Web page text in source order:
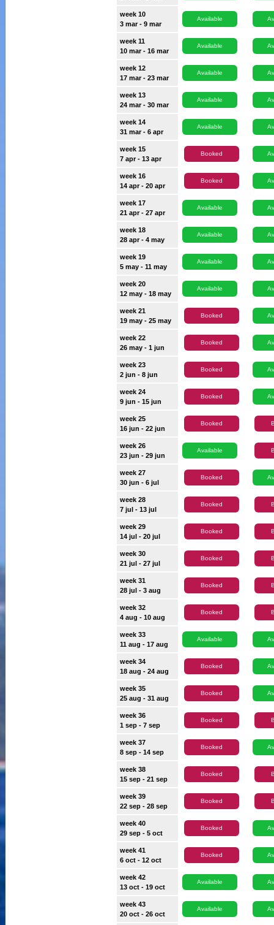
week 10
3 mar - 9 mar
Available
week 11
10 mar - 16 mar
Available
week 12
17 mar - 23 mar
Available
week 13
24 mar - 30 mar
Available
week 14
31 mar - 6 apr
Available
week 15
7 apr - 13 apr
Booked
week 16
14 apr - 20 apr
Booked
week 17
21 apr - 27 apr
Available
week 18
28 apr - 4 may
Available
week 19
5 may - 11 may
Available
week 20
12 may - 18 may
Available
week 21
19 may - 25 may
Booked
week 22
26 may - 1 jun
Booked
week 23
2 jun - 8 jun
Booked
week 24
9 jun - 15 jun
Booked
week 25
16 jun - 22 jun
Booked
week 26
23 jun - 29 jun
Available
week 27
30 jun - 6 jul
Booked
week 28
7 jul - 13 jul
Booked
week 29
14 jul - 20 jul
Booked
week 30
21 jul - 27 jul
Booked
week 31
28 jul - 3 aug
Booked
week 32
4 aug - 10 aug
Booked
week 33
11 aug - 17 aug
Available
week 34
18 aug - 24 aug
Booked
week 35
25 aug - 31 aug
Booked
week 36
1 sep - 7 sep
Booked
week 37
8 sep - 14 sep
Booked
week 38
15 sep - 21 sep
Booked
week 39
22 sep - 28 sep
Booked
week 40
29 sep - 5 oct
Booked
week 41
6 oct - 12 oct
Booked
week 42
13 oct - 19 oct
Available
week 43
20 oct - 26 oct
Available